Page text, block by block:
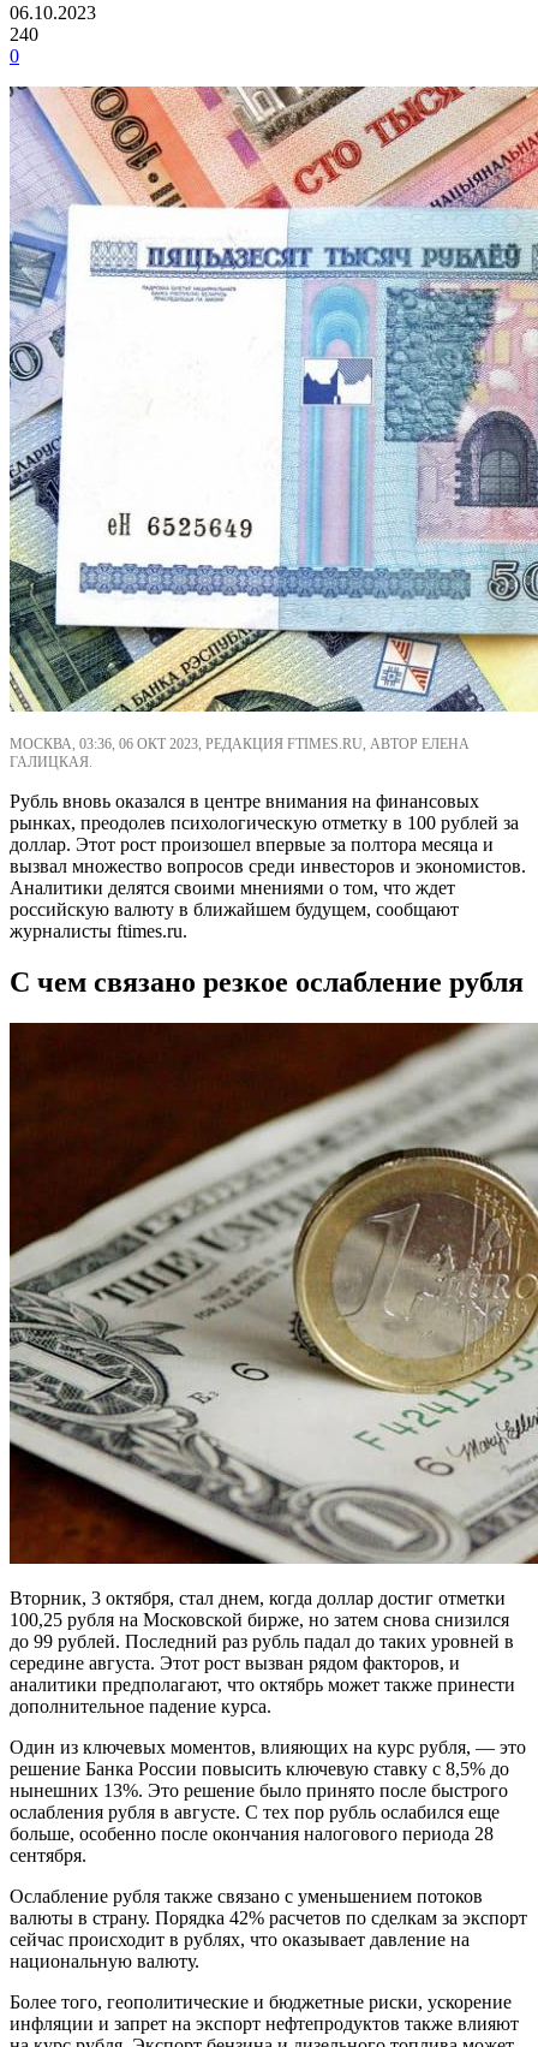
06.10.2023
240
0
МОСКВА, 03:36, 06 ОКТ 2023, РЕДАКЦИЯ FTIMES.RU, АВТОР ЕЛЕНА
ГАЛИЦКАЯ.
Рубль вновь оказался в центре внимания на финансовых
рынках, преодолев психологическую отметку в 100 рублей за
доллар. Этот рост произошел впервые за полтора месяца и
вызвал множество вопросов среди инвесторов и экономистов.
Аналитики делятся своими мнениями о том, что ждет
российскую валюту в ближайшем будущем, сообщают
журналисты ftimes.ru.
С чем связано резкое ослабление рубля
Вторник, 3 октября, стал днем, когда доллар достиг отметки
100,25 рубля на Московской бирже, но затем снова снизился
до 99 рублей. Последний раз рубль падал до таких уровней в
середине августа. Этот рост вызван рядом факторов, и
аналитики предполагают, что октябрь может также принести
дополнительное падение курса.
Один из ключевых моментов, влияющих на курс рубля, — это
решение Банка России повысить ключевую ставку с 8,5% до
нынешних 13%. Это решение было принято после быстрого
ослабления рубля в августе. С тех пор рубль ослабился еще
больше, особенно после окончания налогового периода 28
сентября.
Ослабление рубля также связано с уменьшением потоков
валюты в страну. Порядка 42% расчетов по сделкам за экспорт
сейчас происходит в рублях, что оказывает давление на
национальную валюту.
Более того, геополитические и бюджетные риски, ускорение
инфляции и запрет на экспорт нефтепродуктов также влияют